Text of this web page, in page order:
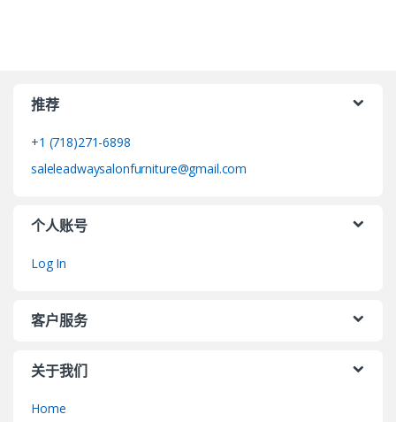
推荐
+1 (718)271-6898
saleleadwaysalonfurniture@gmail.com
个人账号
Log In
客户服务
关于我们
Home